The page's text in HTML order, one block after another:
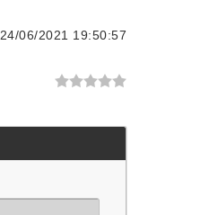
24/06/2021 19:50:57